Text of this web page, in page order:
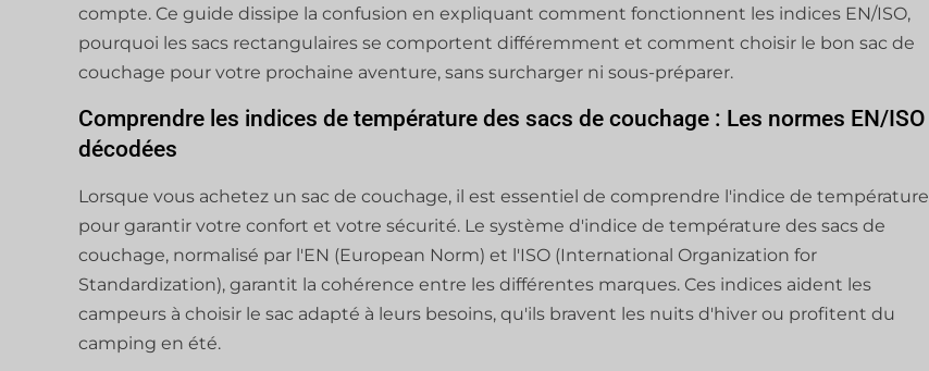
compte. Ce guide dissipe la confusion en expliquant comment fonctionnent les indices EN/ISO,
pourquoi les sacs rectangulaires se comportent différemment et comment choisir le bon sac de
couchage pour votre prochaine aventure, sans surcharger ni sous-préparer.
Comprendre les indices de température des sacs de couchage : Les normes EN/ISO
décodées
Lorsque vous achetez un sac de couchage, il est essentiel de comprendre l'indice de température
pour garantir votre confort et votre sécurité. Le système d'indice de température des sacs de
couchage, normalisé par l'EN (European Norm) et l'ISO (International Organization for
Standardization), garantit la cohérence entre les différentes marques. Ces indices aident les
campeurs à choisir le sac adapté à leurs besoins, qu'ils bravent les nuits d'hiver ou profitent du
camping en été.